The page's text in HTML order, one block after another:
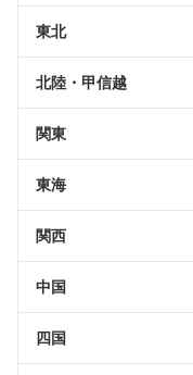
東北
北陸・甲信越
関東
東海
関西
中国
四国